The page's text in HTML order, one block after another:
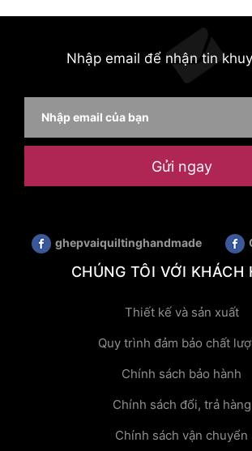
Nhập email để nhận tin
Gửi ngay
ghepvaiquiltinghandmade
CHÚNG TÔI VỚI KHÁCH
Thiết kế và sản xuất
Quy trình đảm bảo chất
Chính sách bảo hành
Chính sách đổi, trả hàng
Chính sách vận chuyển